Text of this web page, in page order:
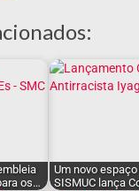
os…
Um novo
SISMUC lança